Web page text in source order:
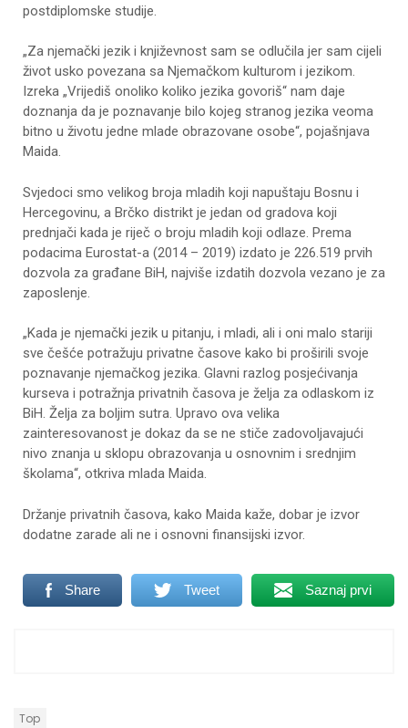
postdiplomske studije.
„Za njemački jezik i književnost sam se odlučila jer sam cijeli
život usko povezana sa Njemačkom kulturom i jezikom.
Izreka „Vrijediš onoliko koliko jezika govoriš“ nam daje
doznanja da je poznavanje bilo kojeg stranog jezika veoma
bitno u životu jedne mlade obrazovane osobe“, pojašnjava
Maida.
Svjedoci smo velikog broja mladih koji napuštaju Bosnu i
Hercegovinu, a Brčko distrikt je jedan od gradova koji
prednjači kada je riječ o broju mladih koji odlaze. Prema
podacima Eurostat-a (2014 – 2019) izdato je 226.519 prvih
dozvola za građane BiH, najviše izdatih dozvola vezano je za
zaposlenje.
„Kada je njemački jezik u pitanju, i mladi, ali i oni malo stariji
sve češće potražuju privatne časove kako bi proširili svoje
poznavanje njemačkog jezika. Glavni razlog posjećivanja
kurseva i potražnja privatnih časova je želja za odlaskom iz
BiH. Želja za boljim sutra. Upravo ova velika
zainteresovanost je dokaz da se ne stiče zadovoljavajući
nivo znanja u sklopu obrazovanja u osnovnim i srednjim
školama“, otkriva mlada Maida.
Držanje privatnih časova, kako Maida kaže, dobar je izvor
dodatne zarade ali ne i osnovni finansijski izvor.
Share Tweet Saznaj prvi
Top